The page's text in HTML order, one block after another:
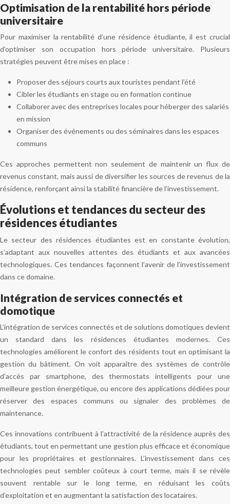
Optimisation de la rentabilité hors période
universitaire
Pour maximiser la rentabilité d’une résidence étudiante, il est crucial
d’optimiser son occupation hors période universitaire. Plusieurs
stratégies peuvent être mises en place :
Proposer des séjours courts aux touristes pendant l’été
Cibler les étudiants en stage ou en formation continue
Collaborer avec des entreprises locales pour héberger des salariés
en mission
Organiser des événements ou des séminaires dans les espaces
communs
Ces approches permettent non seulement de maintenir un flux de
revenus constant, mais aussi de diversifier les sources de revenus de la
résidence, renforçant ainsi la stabilité financière de l’investissement.
Évolutions et tendances du secteur des
résidences étudiantes
Le secteur des résidences étudiantes est en constante évolution,
s’adaptant aux nouvelles attentes des étudiants et aux avancées
technologiques. Ces tendances façonnent l’avenir de l’investissement
dans ce domaine.
Intégration de services connectés et
domotique
L’intégration de services connectés et de solutions domotiques devient
un standard dans les résidences étudiantes modernes. Ces
technologies améliorent le confort des résidents tout en optimisant la
gestion du bâtiment. On voit apparaître des systèmes de contrôle
d’accès par smartphone, des thermostats intelligents pour une
meilleure gestion énergétique, ou encore des applications dédiées pour
réserver des espaces communs ou signaler des problèmes de
maintenance.
Ces innovations contribuent à l’attractivité de la résidence auprès des
étudiants, tout en permettant une gestion plus efficace et économique
pour les propriétaires et gestionnaires. L’investissement dans ces
technologies peut sembler coûteux à court terme, mais il se révèle
souvent rentable sur le long terme, en réduisant les coûts
d’exploitation et en augmentant la satisfaction des locataires.